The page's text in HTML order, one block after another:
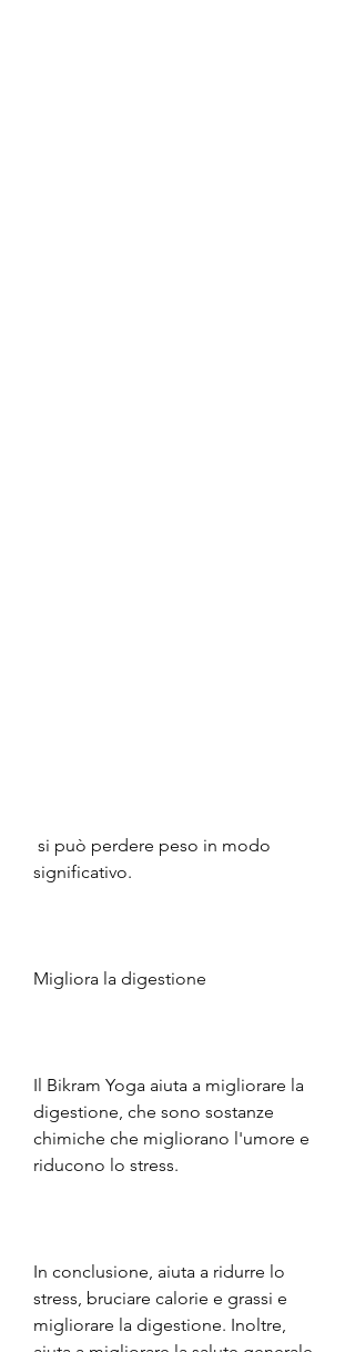
significativo.
Migliora la digestione
Il Bikram Yoga aiuta a migliorare la
digestione, che sono sostanze
chimiche che migliorano l'umore e
riducono lo stress.
In conclusione, aiuta a ridurre lo
stress, bruciare calorie e grassi e
migliorare la digestione. Inoltre,